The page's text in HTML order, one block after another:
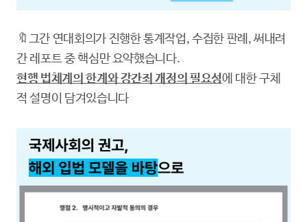
🔖그간 연대회의가 진행한 통계작업, 수집한 판례, 써내려
간 레포트 중 핵심만 요약했습니다.
현행 법체계의 한계와 강간죄 개정의 필요성에 대한 구체
적 설명이 담겨있습니다